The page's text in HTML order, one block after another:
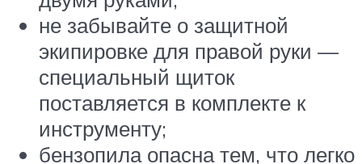
не забывайте о защитной
экипировке для правой руки —
специальный щиток
поставляется в комплекте к
инструменту;
бензопила опасна тем, что легко